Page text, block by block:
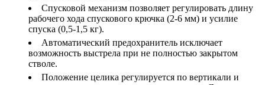
Спусковой механизм позволяет регулировать длину
рабочего хода спускового крючка (2-6 мм) и усилие
спуска (0,5-1,5 кг).
Автоматический предохранитель исключает
возможность выстрела при не полностью закрытом
стволе.
Положение целика регулируется по вертикали и